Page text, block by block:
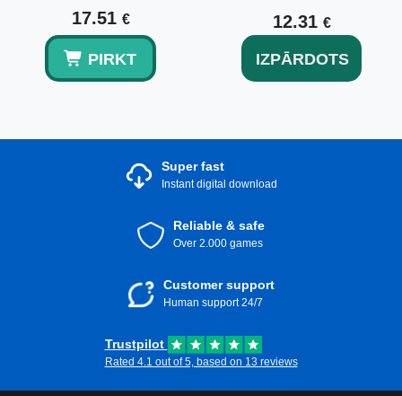
17.51 €
PIRKT
12.31 €
IZPĀRDOTS
Super fast
Instant digital download
Reliable & safe
Over 2.000 games
Customer support
Human support 24/7
Trustpilot
Rated 4.1 out of 5, based on 13 reviews